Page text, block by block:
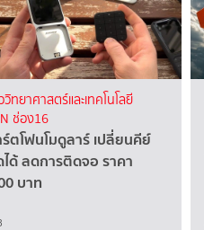
ทยาศาสตร์และเทคโนโลยี
ช่อง16
ตโฟนโมดูลาร์ เปลี่ยนคีย์
ด้ ลดการติดจอ ราคา
บาท